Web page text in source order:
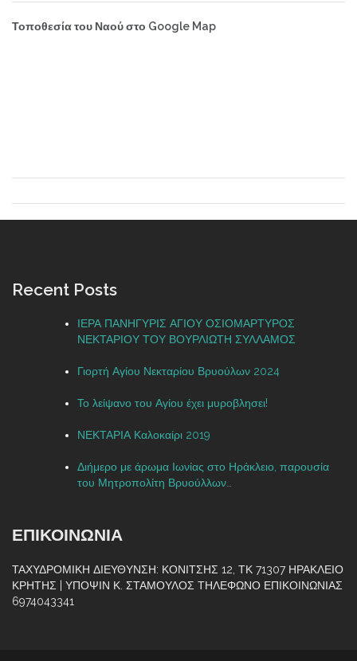
Τοποθεσία του Ναού στο Google Map
Recent Posts
ΙΕΡΑ ΠΑΝΗΓΥΡΙΣ ΑΓΙΟΥ ΟΣΙΟΜΑΡΤΥΡΟΣ
ΝΕΚΤΑΡΙΟΥ ΤΟΥ ΒΟΥΡΛΙΩΤΗ ΣΥΛΛΑΜΟΣ
Γιορτή Αγίου Νεκταρίου Βρυούλων 2024
Το λείψανο του Αγίου έχει μυροβλησει!
ΝΕΚΤΑΡΙΑ Καλοκαίρι 2019
Διήμερο με άρωμα Ιωνίας στο Ηράκλειο, παρουσία
του Μητροπολίτη Βρυούλλων…
ΕΠΙΚΟΙΝΩΝΙΑ
ΤΑΧΥΔΡΟΜΙΚΗ ΔΙΕΥΘΥΝΣΗ: ΚΟΝΙΤΣΗΣ 12, ΤΚ 71307 ΗΡΑΚΛΕΙΟ
ΚΡΗΤΗΣ | ΥΠΟΨΙΝ Κ. ΣΤΑΜΟΥΛΟΣ ΤΗΛΕΦΩΝΟ ΕΠΙΚΟΙΝΩΝΙΑΣ
6974043341